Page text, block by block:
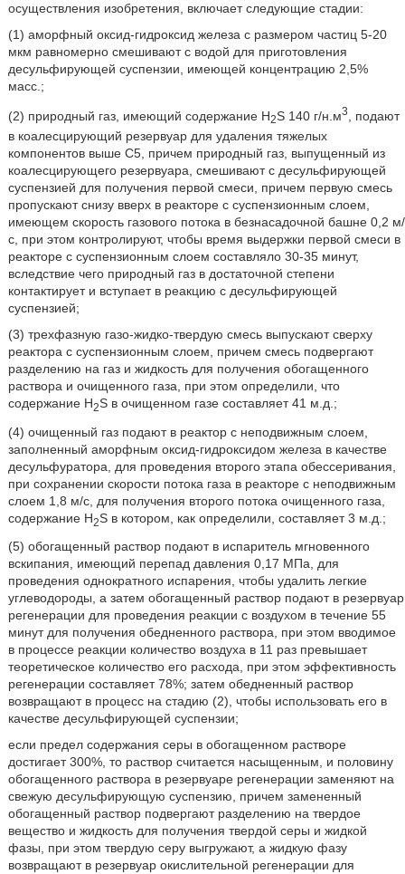
осуществления изобретения, включает следующие стадии:
(1) аморфный оксид-гидроксид железа с размером частиц 5-20
мкм равномерно смешивают с водой для приготовления
десульфирующей суспензии, имеющей концентрацию 2,5%
масс.;
(2) природный газ, имеющий содержание H2S 140 г/н.м3
, подают
в коалесцирующий резервуар для удаления тяжелых
компонентов выше С5, причем природный газ, выпущенный из
коалесцирующего резервуара, смешивают с десульфирующей
суспензией для получения первой смеси, причем первую смесь
пропускают снизу вверх в реакторе с суспензионным слоем,
имеющем скорость газового потока в безнасадочной башне 0,2 м/
с, при этом контролируют, чтобы время выдержки первой смеси в
реакторе с суспензионным слоем составляло 30-35 минут,
вследствие чего природный газ в достаточной степени
контактирует и вступает в реакцию с десульфирующей
суспензией;
(3) трехфазную газо-жидко-твердую смесь выпускают сверху
реактора с суспензионным слоем, причем смесь подвергают
разделению на газ и жидкость для получения обогащенного
раствора и очищенного газа, при этом определили, что
содержание H2S в очищенном газе составляет 41 м.д.;
(4) очищенный газ подают в реактор с неподвижным слоем,
заполненный аморфным оксид-гидроксидом железа в качестве
десульфуратора, для проведения второго этапа обессеривания,
при сохранении скорости потока газа в реакторе с неподвижным
слоем 1,8 м/с, для получения второго потока очищенного газа,
содержание H2S в котором, как определили, составляет 3 м.д.;
(5) обогащенный раствор подают в испаритель мгновенного
вскипания, имеющий перепад давления 0,17 МПа, для
проведения однократного испарения, чтобы удалить легкие
углеводороды, а затем обогащенный раствор подают в резервуар
регенерации для проведения реакции с воздухом в течение 55
минут для получения обедненного раствора, при этом вводимое
в процессе реакции количество воздуха в 11 раз превышает
теоретическое количество его расхода, при этом эффективность
регенерации составляет 78%; затем обедненный раствор
возвращают в процесс на стадию (2), чтобы использовать его в
качестве десульфирующей суспензии;
если предел содержания серы в обогащенном растворе
достигает 300%, то раствор считается насыщенным, и половину
обогащенного раствора в резервуаре регенерации заменяют на
свежую десульфирующую суспензию, причем замененный
обогащенный раствор подвергают разделению на твердое
вещество и жидкость для получения твердой серы и жидкой
фазы, при этом твердую серу выгружают, а жидкую фазу
возвращают в резервуар окислительной регенерации для